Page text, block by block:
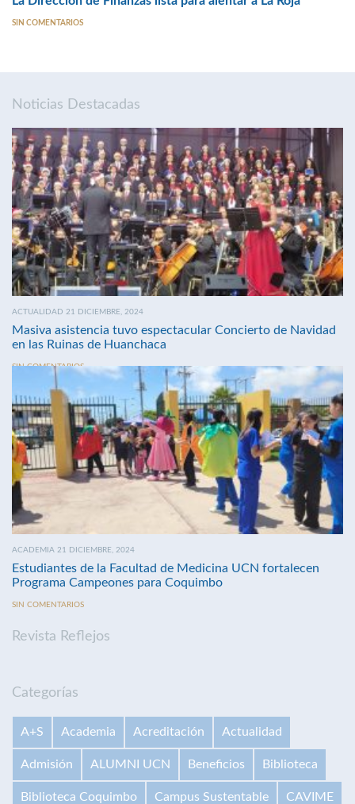
SIN COMENTARIOS
Noticias Destacadas
ACTUALIDAD 21 DICIEMBRE, 2024
Masiva asistencia tuvo espectacular Concierto de Navidad
en las Ruinas de Huanchaca
SIN COMENTARIOS
ACADEMIA 21 DICIEMBRE, 2024
Estudiantes de la Facultad de Medicina UCN fortalecen
Programa Campeones para Coquimbo
SIN COMENTARIOS
Revista Reflejos
Categorías
A+S Academia Acreditación Actualidad
Admisión ALUMNI UCN Beneficios Biblioteca
Biblioteca Coquimbo Campus Sustentable CAVIME